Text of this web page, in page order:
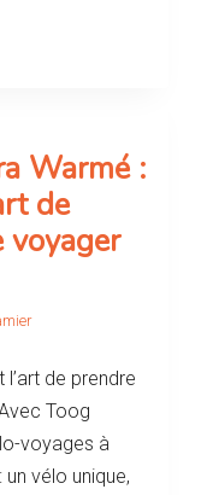
Warmé :
de
voyager
de prendre
Toog
voyages à
vélo unique,